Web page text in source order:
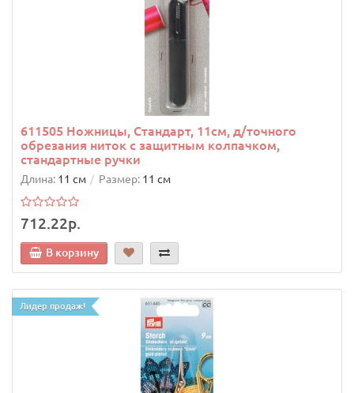
611505 Ножницы, Стандарт, 11см, д/точного
обрезания ниток с защитным колпачком,
стандартные ручки
Длина: 11 см Размер: 11 см
712.22р.
В корзину
Лидер продаж!